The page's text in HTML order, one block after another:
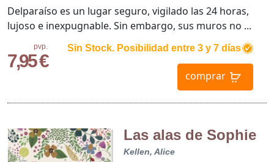
pvp.
7,95 €
Sin Stock. Posibilidad entre 3 y 7 días
comprar
Delparaíso es un lugar seguro, vigilado las 24 horas,
lujoso e inexpugnable. Sin embargo, sus muros no ...
Las alas de Sophie
Kellen, Alice